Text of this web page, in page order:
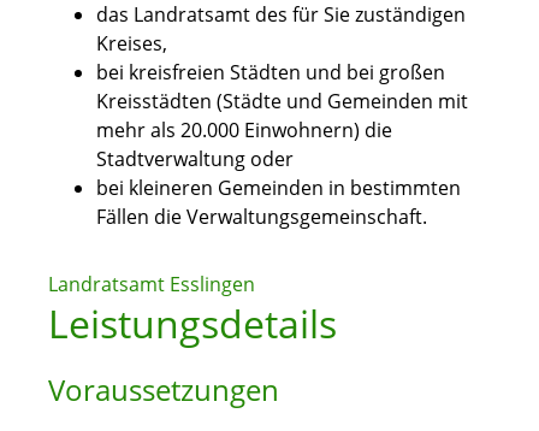
das Landratsamt des für Sie zuständigen
Kreises,
bei kreisfreien Städten und bei großen
Kreisstädten (Städte und Gemeinden mit
mehr als 20.000 Einwohnern) die
Stadtverwaltung oder
bei kleineren Gemeinden in bestimmten
Fällen die Verwaltungsgemeinschaft.
Landratsamt Esslingen
Leistungsdetails
Voraussetzungen